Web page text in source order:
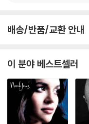
배송/반품/교환 안내
이 분야 베스트셀러